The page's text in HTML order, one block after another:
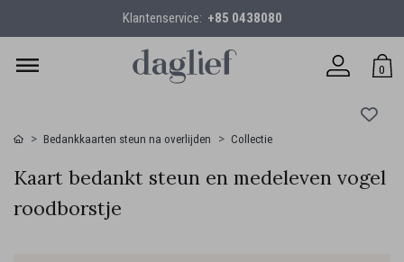
Klantenservice: +85 0438080
0
Bedankkaarten steun na overlijden Collectie
Kaart bedankt steun en medeleven vogel
roodborstje